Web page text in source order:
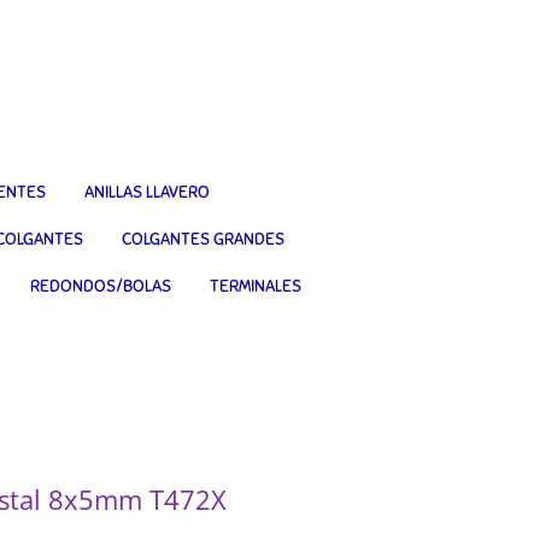
ANILLAS LLAVERO
COLGANTES GRANDES
REDONDOS/BOLAS TERMINALES
8x5mm T472X